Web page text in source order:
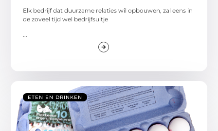
Elk bedrijf dat duurzame relaties wil opbouwen, zal eens in
de zoveel tijd wel bedrijfsuitje
ETEN EN DRINKEN